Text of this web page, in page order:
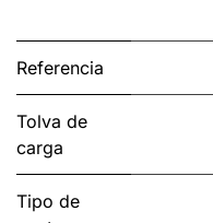
Referencia
Tolva de
carga
Tipo de